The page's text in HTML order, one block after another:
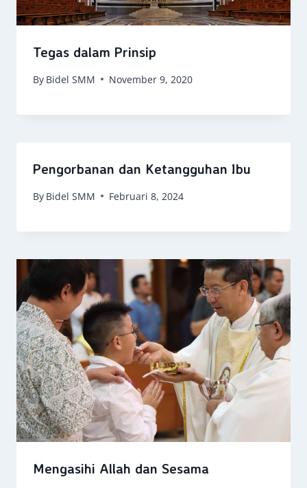
Tegas dalam Prinsip
By Bidel SMM November 9, 2020
Pengorbanan dan Ketangguhan Ibu
By Bidel SMM Februari 8, 2024
Mengasihi Allah dan Sesama